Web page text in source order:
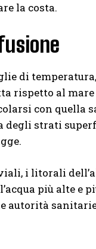
la costa.
di
rispetto al
con quella
degli strati
i litorali
più alte e
autorità